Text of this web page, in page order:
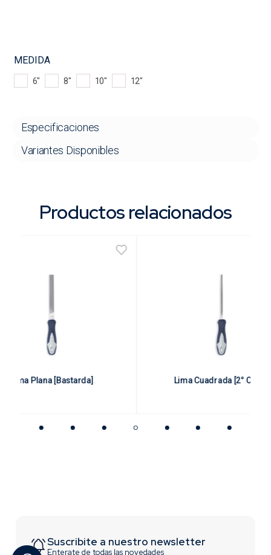
MEDIDA
6" 8" 10" 12"
Especificaciones
Variantes Disponibles
Productos relacionados
Lima Plana [Bastarda] Lima Cuadrada [2° Corte]
Suscribite a nuestro newsletter
Enterate de todas las novedades